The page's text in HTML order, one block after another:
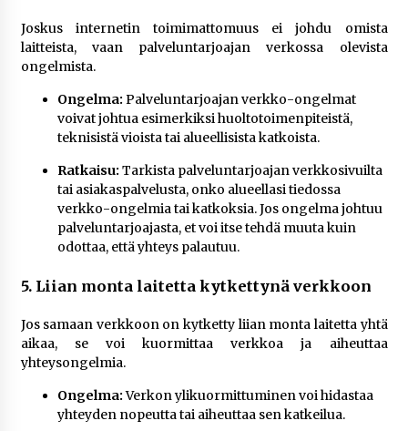
Joskus internetin toimimattomuus ei johdu omista
laitteista, vaan palveluntarjoajan verkossa olevista
ongelmista.
Ongelma: Palveluntarjoajan verkko-ongelmat
voivat johtua esimerkiksi huoltotoimenpiteistä,
teknisistä vioista tai alueellisista katkoista.
Ratkaisu: Tarkista palveluntarjoajan verkkosivuilta
tai asiakaspalvelusta, onko alueellasi tiedossa
verkko-ongelmia tai katkoksia. Jos ongelma johtuu
palveluntarjoajasta, et voi itse tehdä muuta kuin
odottaa, että yhteys palautuu.
5. Liian monta laitetta kytkettynä verkkoon
Jos samaan verkkoon on kytketty liian monta laitetta yhtä
aikaa, se voi kuormittaa verkkoa ja aiheuttaa
yhteysongelmia.
Ongelma:Verkon ylikuormittuminen voi hidastaa
yhteyden nopeutta tai aiheuttaa sen katkeilua.